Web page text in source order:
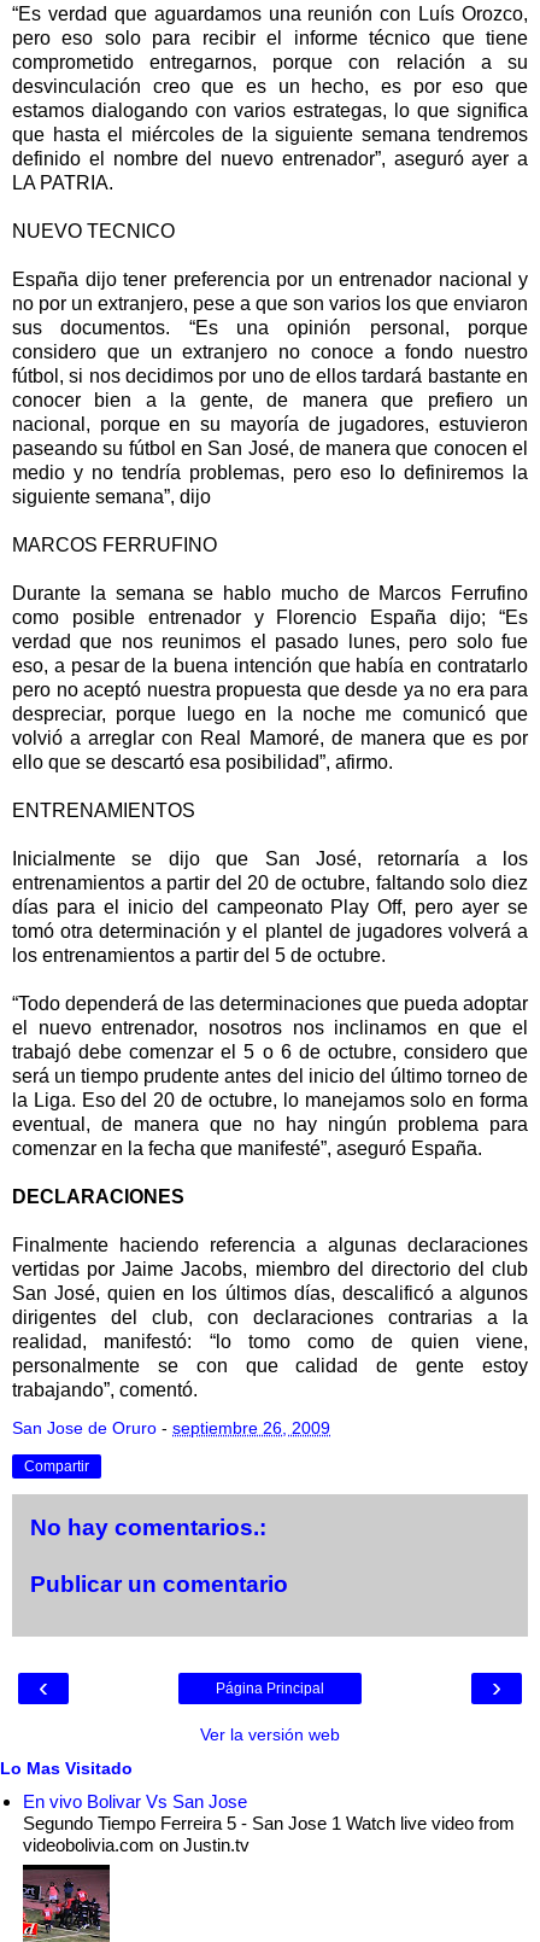
“Es verdad que aguardamos una reunión con Luís Orozco,
pero eso solo para recibir el informe técnico que tiene
comprometido entregarnos, porque con relación a su
desvinculación creo que es un hecho, es por eso que
estamos dialogando con varios estrategas, lo que significa
que hasta el miércoles de la siguiente semana tendremos
definido el nombre del nuevo entrenador”, aseguró ayer a
LA PATRIA.
NUEVO TECNICO
España dijo tener preferencia por un entrenador nacional y
no por un extranjero, pese a que son varios los que enviaron
sus documentos. “Es una opinión personal, porque
considero que un extranjero no conoce a fondo nuestro
fútbol, si nos decidimos por uno de ellos tardará bastante en
conocer bien a la gente, de manera que prefiero un
nacional, porque en su mayoría de jugadores, estuvieron
paseando su fútbol en San José, de manera que conocen el
medio y no tendría problemas, pero eso lo definiremos la
siguiente semana”, dijo
MARCOS FERRUFINO
Durante la semana se hablo mucho de Marcos Ferrufino
como posible entrenador y Florencio España dijo; “Es
verdad que nos reunimos el pasado lunes, pero solo fue
eso, a pesar de la buena intención que había en contratarlo
pero no aceptó nuestra propuesta que desde ya no era para
despreciar, porque luego en la noche me comunicó que
volvió a arreglar con Real Mamoré, de manera que es por
ello que se descartó esa posibilidad”, afirmo.
ENTRENAMIENTOS
Inicialmente se dijo que San José, retornaría a los
entrenamientos a partir del 20 de octubre, faltando solo diez
días para el inicio del campeonato Play Off, pero ayer se
tomó otra determinación y el plantel de jugadores volverá a
los entrenamientos a partir del 5 de octubre.
“Todo dependerá de las determinaciones que pueda adoptar
el nuevo entrenador, nosotros nos inclinamos en que el
trabajó debe comenzar el 5 o 6 de octubre, considero que
será un tiempo prudente antes del inicio del último torneo de
la Liga. Eso del 20 de octubre, lo manejamos solo en forma
eventual, de manera que no hay ningún problema para
comenzar en la fecha que manifesté”, aseguró España.
DECLARACIONES
Finalmente haciendo referencia a algunas declaraciones
vertidas por Jaime Jacobs, miembro del directorio del club
San José, quien en los últimos días, descalificó a algunos
dirigentes del club, con declaraciones contrarias a la
realidad, manifestó: “lo tomo como de quien viene,
personalmente se con que calidad de gente estoy
trabajando”, comentó.
San Jose de Oruro - septiembre 26, 2009
Compartir
No hay comentarios.:
Publicar un comentario
‹ ›
Página Principal
Ver la versión web
Lo Mas Visitado
En vivo Bolivar Vs San Jose
Segundo Tiempo Ferreira 5 - San Jose 1 Watch live video from
videobolivia.com on Justin.tv